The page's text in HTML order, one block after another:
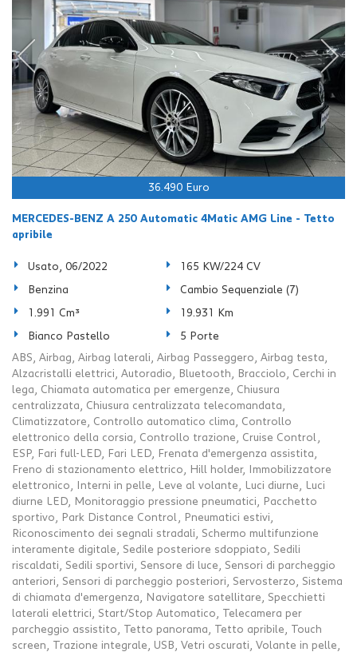
36.490 Euro
MERCEDES-BENZ A 250 Automatic 4Matic AMG Line - Tetto
apribile
Usato, 06/2022 165 KW/224 CV
Benzina Cambio Sequenziale (7)
1.991 Cm³ 19.931 Km
Bianco Pastello
5 Porte
ABS, Airbag, Airbag laterali, Airbag Passeggero, Airbag testa,
Alzacristalli elettrici, Autoradio, Bluetooth, Bracciolo, Cerchi in
lega, Chiamata automatica per emergenze, Chiusura
centralizzata, Chiusura centralizzata telecomandata,
Climatizzatore, Controllo automatico clima, Controllo
elettronico della corsia, Controllo trazione, Cruise Control,
ESP, Fari full-LED, Fari LED, Frenata d'emergenza assistita,
Freno di stazionamento elettrico, Hill holder, Immobilizzatore
elettronico, Interni in pelle, Leve al volante, Luci diurne, Luci
diurne LED, Monitoraggio pressione pneumatici, Pacchetto
sportivo, Park Distance Control, Pneumatici estivi,
Riconoscimento dei segnali stradali, Schermo multifunzione
interamente digitale, Sedile posteriore sdoppiato, Sedili
riscaldati, Sedili sportivi, Sensore di luce, Sensori di parcheggio
anteriori, Sensori di parcheggio posteriori, Servosterzo, Sistema
di chiamata d'emergenza, Navigatore satellitare, Specchietti
laterali elettrici, Start/Stop Automatico, Telecamera per
parcheggio assistito, Tetto panorama, Tetto apribile, Touch
screen, Trazione integrale, USB, Vetri oscurati, Volante in pelle,